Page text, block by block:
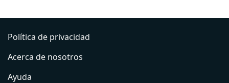
Política de privacidad
Acerca de nosotros
Ayuda